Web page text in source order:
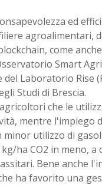
ed
agroalimentari,
come
Smart
Laboratorio Rise
Studi di Brescia.
che le
mentre l'impiego
utilizzo di
ha CO2 in meno, a
Bene anche
ha favorito una